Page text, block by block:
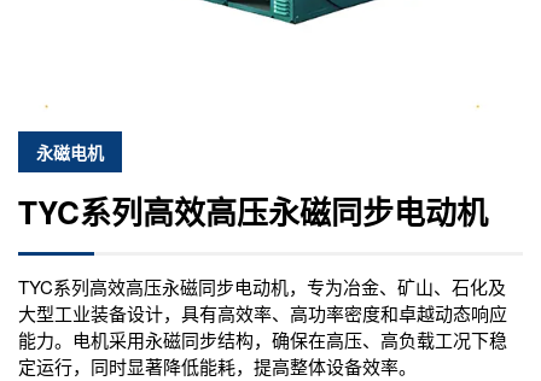
永磁电机
TYC系列高效高压永磁同步电动机
TYC系列高效高压永磁同步电动机，专为冶金、矿山、石化及
大型工业装备设计，具有高效率、高功率密度和卓越动态响应
能力。电机采用永磁同步结构，确保在高压、高负载工况下稳
定运行，同时显著降低能耗，提高整体设备效率。